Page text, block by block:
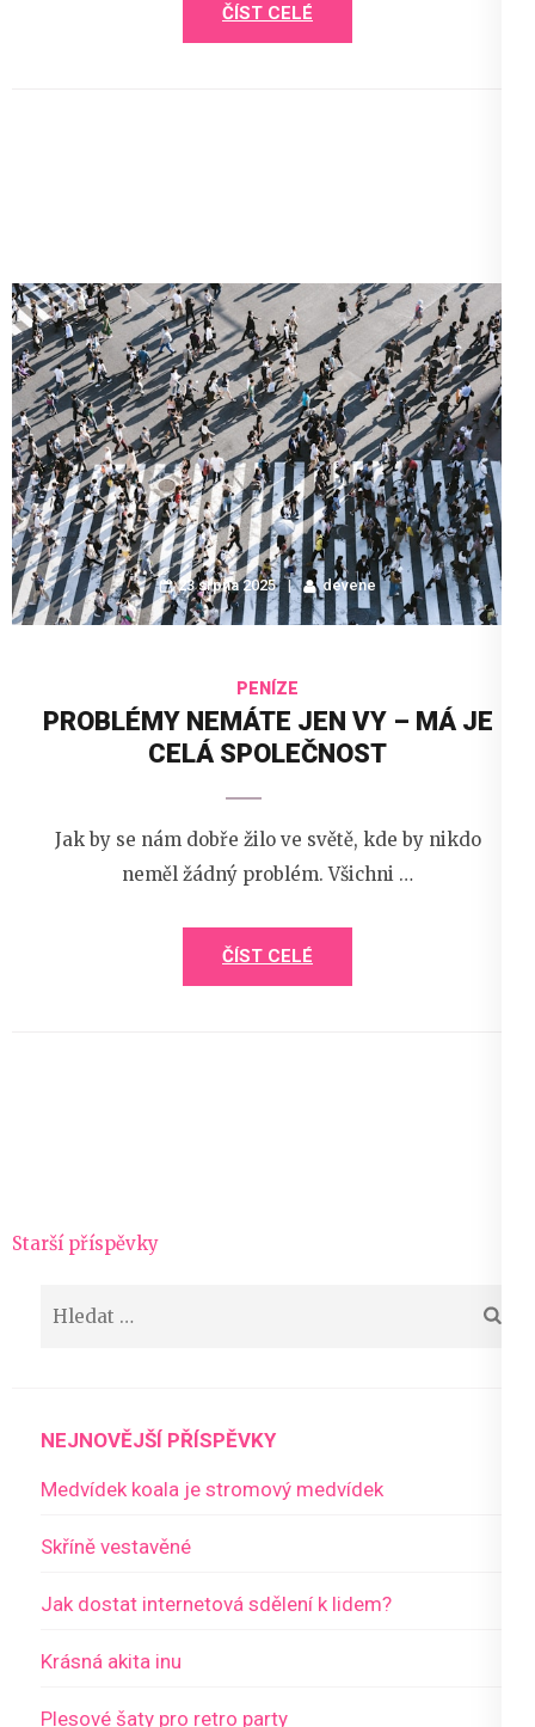
ČÍST CELÉ
23 srpna 2025 devene
PENÍZE
PROBLÉMY NEMÁTE JEN VY – MÁ JE
CELÁ SPOLEČNOST
Jak by se nám dobře žilo ve světě, kde by nikdo
neměl žádný problém. Všichni …
ČÍST CELÉ
Navigace
příspěvky
Starší příspěvky
NEJNOVĚJŠÍ PŘÍSPĚVKY
Medvídek koala je stromový medvídek
Skříně vestavěné
Jak dostat internetová sdělení k lidem?
Krásná akita inu
Plesové šaty pro retro party